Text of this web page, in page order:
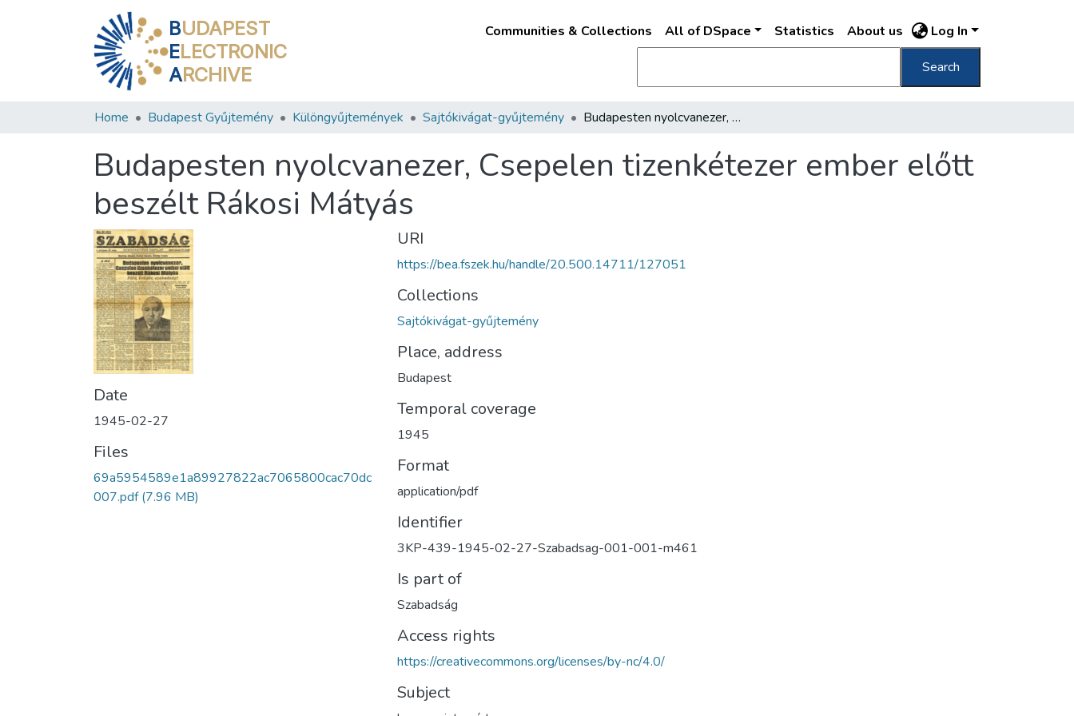
BUDAPEST
ELECTRONIC
ARCHIVE
Communities & Collections All of DSpace Statistics About us Log In
Search
Home Budapest Gyűjtemény Különgyűjtemények Sajtókivágat-gyűjtemény Budapesten nyolcvanezer, Csepelen tizenkétezer ember előtt beszélt Rákosi Mátyás
Budapesten nyolcvanezer, Csepelen tizenkétezer ember előtt
beszélt Rákosi Mátyás
Date
1945-02-27
Files
69a5954589e1a89927822ac7065800cac70dc
007.pdf(7.96 MB)
URI
https://bea.fszek.hu/handle/20.500.14711/127051
Collections
Sajtókivágat-gyűjtemény
Place, address
Budapest
Temporal coverage
1945
Format
application/pdf
Identifier
3KP-439-1945-02-27-Szabadsag-001-001-m461
Is part of
Szabadság
Access rights
https://creativecommons.org/licenses/by-nc/4.0/
Subject